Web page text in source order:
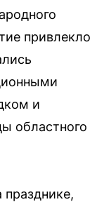
привлекло
и
областного